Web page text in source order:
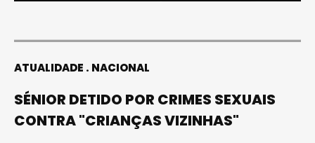
ATUALIDADE NACIONAL
SÉNIOR DETIDO POR CRIMES SEXUAIS
CONTRA "CRIANÇAS VIZINHAS"